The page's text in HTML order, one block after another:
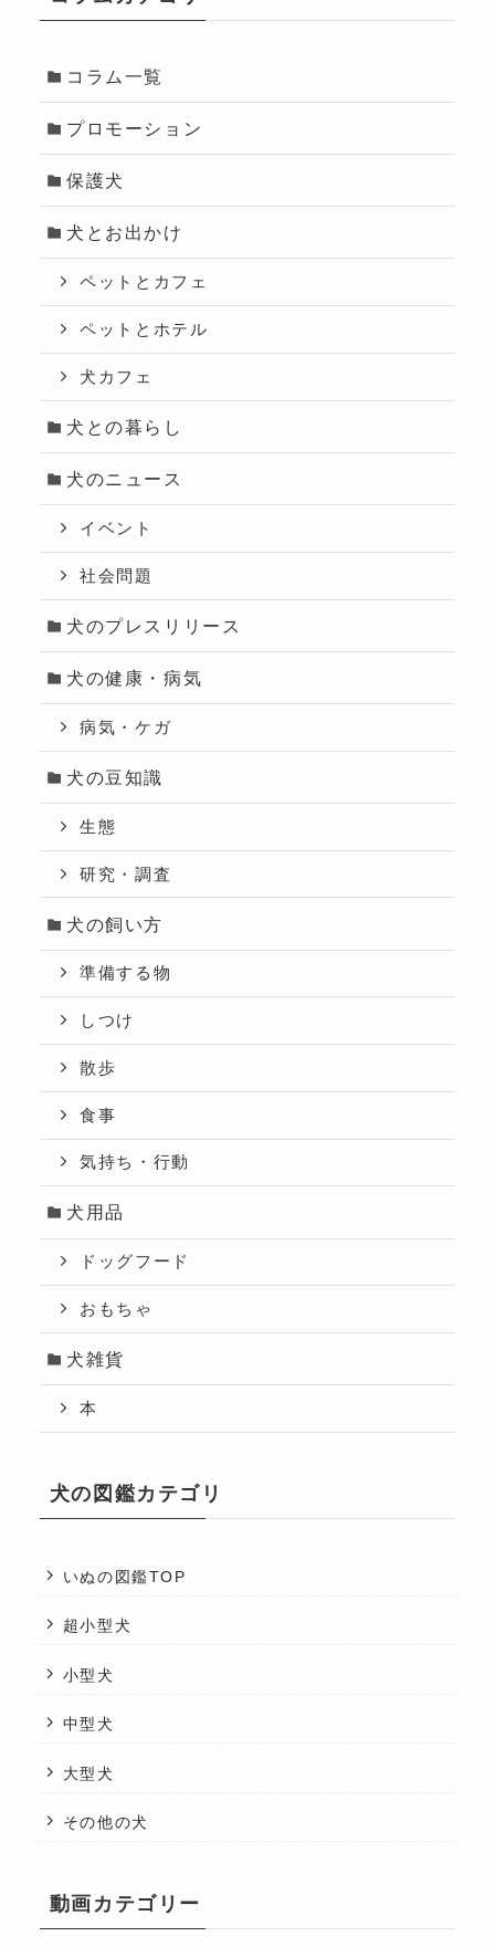
コラム一覧
プロモーション
保護犬
犬とお出かけ
ペットとカフェ
ペットとホテル
犬カフェ
犬との暮らし
犬のニュース
イベント
社会問題
犬のプレスリリース
犬の健康・病気
病気・ケガ
犬の豆知識
生態
研究・調査
犬の飼い方
準備する物
しつけ
散歩
食事
気持ち・行動
犬用品
ドッグフード
おもちゃ
犬雑貨
本
犬の図鑑カテゴリ
いぬの図鑑TOP
超小型犬
小型犬
中型犬
大型犬
その他の犬
動画カテゴリー